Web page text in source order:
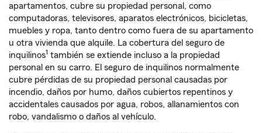
apartamentos, cubre su propiedad personal, como
computadoras, televisores, aparatos electrónicos, bicicletas,
muebles y ropa, tanto dentro como fuera de su apartamento
u otra vivienda que alquile. La cobertura del seguro de
inquilinos1 también se extiende incluso a la propiedad
personal en su carro. El seguro de inquilinos normalmente
cubre pérdidas de su propiedad personal causadas por
incendio, daños por humo, daños cubiertos repentinos y
accidentales causados por agua, robos, allanamientos con
robo, vandalismo o daños al vehículo.